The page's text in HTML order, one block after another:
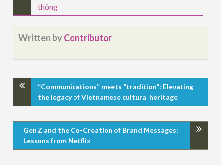
thông
Written byContributor
“Communications” meets “tradition”: Elevating
the legacy of Vietnamese cultural heritage
Gen Z and the Co-Creation of Brand Messages:
Lessons from Netflix